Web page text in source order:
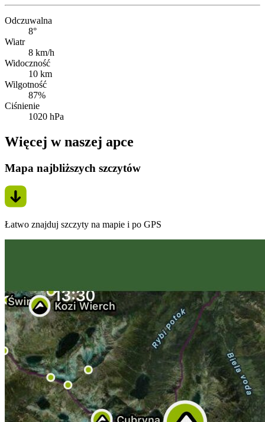
Odczuwalna
8°
Wiatr
8 km/h
Widoczność
10 km
Wilgotność
87%
Ciśnienie
1020 hPa
Więcej w naszej apce
Mapa najbliższych szczytów
Łatwo znajduj szczyty na mapie i po GPS